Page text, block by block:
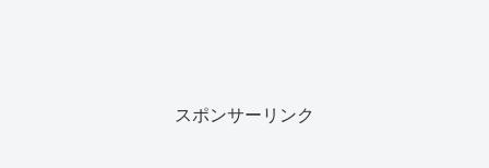
スポンサーリンク